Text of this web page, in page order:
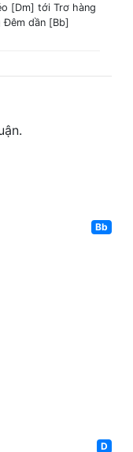
[Dm] tới Trơ hàng
dần [Bb]
Bb
D